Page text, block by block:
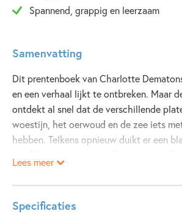
Spannend, grappig en leerzaam
Samenvatting
Dit prentenboek van Charlotte
en een verhaal lijkt te ontbreken. Maar
ontdekt al snel dat de verschillende
woestijn, het oerwoud en de zee iets
hebben. Telkens opnieuw duikt er een
gevangenistenue en een gele ballon.
met plezier op zoek gaan naar deze
elementen en zo zelf het verhaal
Lees meer
Specificaties